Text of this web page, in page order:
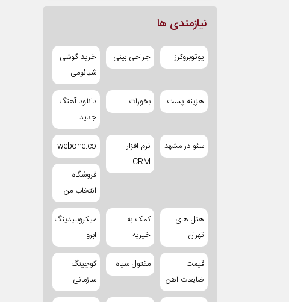
نیازمندی ها
یوتوبروکرز جراحی بینی
خرید گوشی
شیائومی
هزینه پست بخورات
دانلود آهنگ
جدید
سئو در مشهد
نرم افزار
CRM
webone.co
فروشگاه
انتخاب من
هتل های
تهران
کمک به
خیریه
میکروبلیدینگ
ابرو
قیمت
ضایعات آهن
مفتول سیاه
کوچینگ
سازمانی